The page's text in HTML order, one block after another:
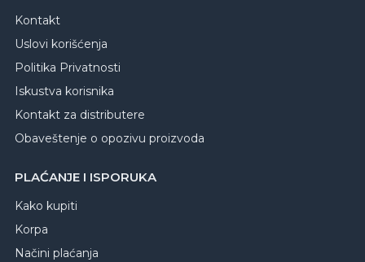
Kontakt
Uslovi korišćenja
Politika Privatnosti
Iskustva korisnika
Kontakt za distributere
Obaveštenje o opozivu proizvoda
PLAĆANJE I ISPORUKA
Kako kupiti
Korpa
Načini plaćanja